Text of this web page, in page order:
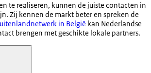
te realiseren, kunnen de juiste contacten in
Zij kennen de markt beter en spreken de
in België kan Nederlandse
brengen met geschikte lokale partners.